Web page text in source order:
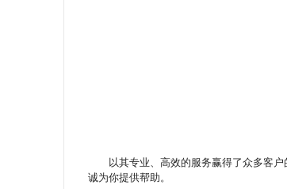
以其专业、高效的服务赢得了众多客
诚为你提供帮助。